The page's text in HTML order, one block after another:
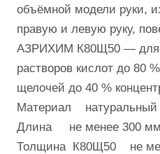
объёмной модели руки,
правую и левую руку,
АЗРИХИМ К80Щ50 — для
растворов кислот до 80
щелочей до 40 %
Материал натуральный
Длина не менее 300
Толщина К80Щ50 не